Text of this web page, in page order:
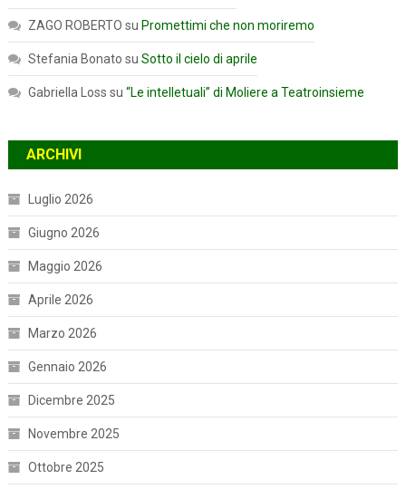
ZAGO ROBERTO su Promettimi che non moriremo
Stefania Bonato su Sotto il cielo di aprile
Gabriella Loss su “Le intelletuali” di Moliere a Teatroinsieme
ARCHIVI
Luglio 2026
Giugno 2026
Maggio 2026
Aprile 2026
Marzo 2026
Gennaio 2026
Dicembre 2025
Novembre 2025
Ottobre 2025